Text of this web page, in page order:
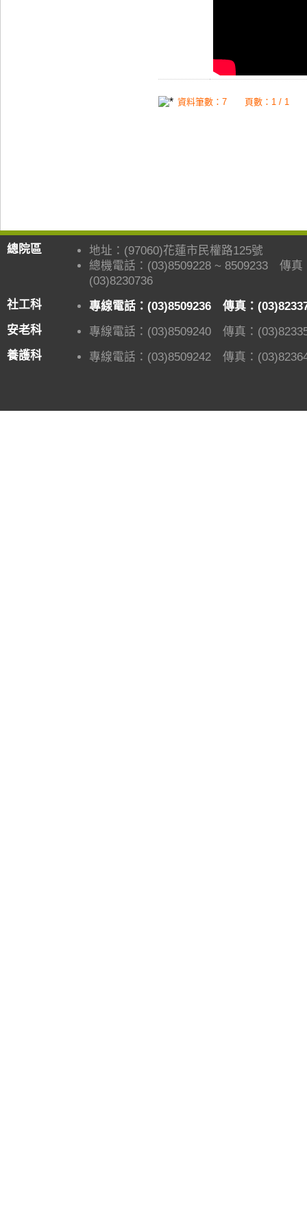
資料筆數：7 頁數：1 / 1
總院區
地址：(97060)花蓮市民權路125號
總機電話：(03)8509228 ~ 8509233 傳真
(03)8230736
社工科
專線電話：(03)8509236 傳真：
安老科
專線電話：(03)8509240 傳真：
養護科
專線電話：(03)8509242 傳真：